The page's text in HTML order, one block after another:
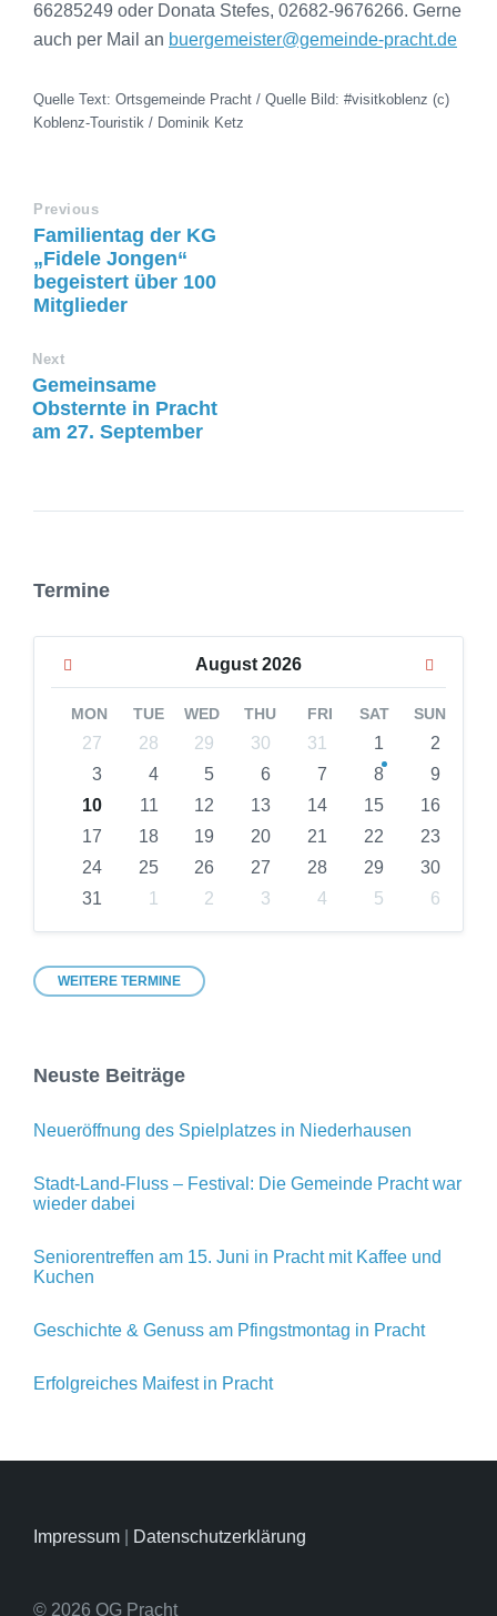
66285249 oder Donata Stefes, 02682-9676266. Gerne
auch per Mail an buergemeister@gemeinde-pracht.de
Quelle Text: Ortsgemeinde Pracht / Quelle Bild: #visitkoblenz (c)
Koblenz-Touristik / Dominik Ketz
Previous
Familientag der KG
„Fidele Jongen“
begeistert über 100
Mitglieder
Next
Gemeinsame
Obsternte in Pracht
am 27. September
Termine
August 2026
MON TUE WED THU FRI SAT SUN
Skip27 28 29 30 31 1
2
3
4 5 6 7 8
9
10
11 12 13 14 15
16
17
18 19 20 21 22
23
24
25 26 27 28 29
30
31
1 2 3 4 5
6
calendar
days
WEITERE TERMINE
Neuste Beiträge
Neueröffnung des Spielplatzes in Niederhausen
Stadt-Land-Fluss – Festival: Die Gemeinde Pracht war
wieder dabei
Seniorentreffen am 15. Juni in Pracht mit Kaffee und
Kuchen
Geschichte & Genuss am Pfingstmontag in Pracht
Erfolgreiches Maifest in Pracht
Impressum Datenschutzerklärung
© 2026 OG Pracht